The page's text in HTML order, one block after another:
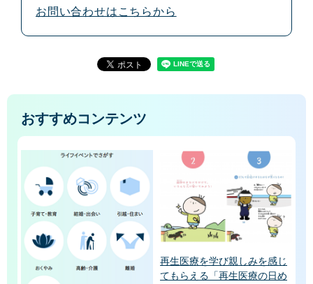
お問い合わせはこちらから
おすすめコンテンツ
再生医療を学び親しみを感じ
てもらえる「再生医療の日め